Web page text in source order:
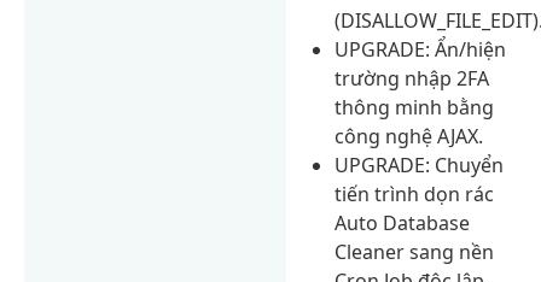
UPGRADE: Ẩn/hiện
trường nhập 2FA
thông minh bằng
công nghệ AJAX.
UPGRADE: Chuyển
tiến trình dọn rác
Auto Database
Cleaner sang nền